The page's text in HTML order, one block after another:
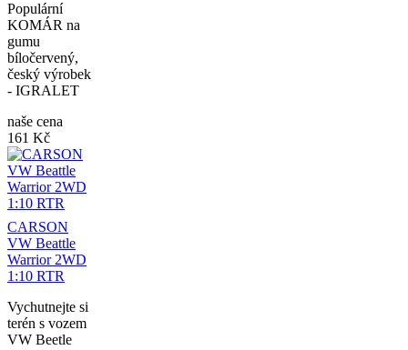
Populární
KOMÁR na
gumu
bíločervený,
český výrobek
- IGRALET
naše cena
161 Kč
CARSON
VW Beattle
Warrior 2WD
1:10 RTR
Vychutnejte si
terén s vozem
VW Beetle